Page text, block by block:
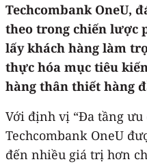
Techcombank OneU,
theo trong chiến lược
lấy khách hàng làm
thực hóa mục tiêu
hàng thân thiết hàng
Với định vị “Đa tầng
Techcombank OneU
đến nhiều giá trị hơn